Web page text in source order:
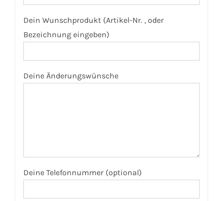
Dein Wunschprodukt (Artikel-Nr. , oder
Bezeichnung eingeben)
Deine Änderungswünsche
Deine Telefonnummer (optional)